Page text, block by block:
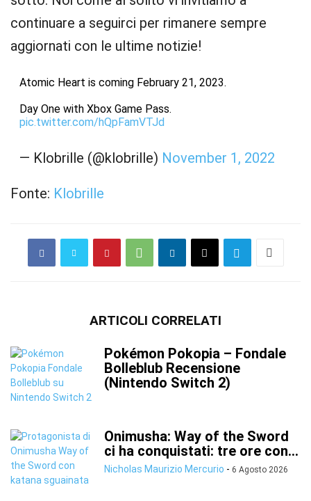
continuare a seguirci per rimanere sempre
aggiornati con le ultime notizie!
Atomic Heart is coming February 21, 2023.
Day One with Xbox Game Pass.
pic.twitter.com/hQpFamVTJd
— Klobrille (@klobrille) November 1, 2022
Fonte: Klobrille
ARTICOLI CORRELATI
Pokémon Pokopia – Fondale
Bolleblub Recensione
(Nintendo Switch 2)
Onimusha: Way of the Sword
ci ha conquistati: tre ore con...
Nicholas Maurizio Mercurio - 6 Agosto 2026